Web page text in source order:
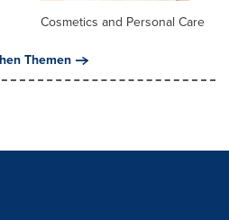
Cosmetics and Personal Care
Themen